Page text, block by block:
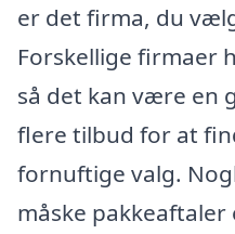
er det firma, du
Forskellige firmaer
så det kan være en
flere tilbud for at
fornuftige valg.
måske pakkeaftaler